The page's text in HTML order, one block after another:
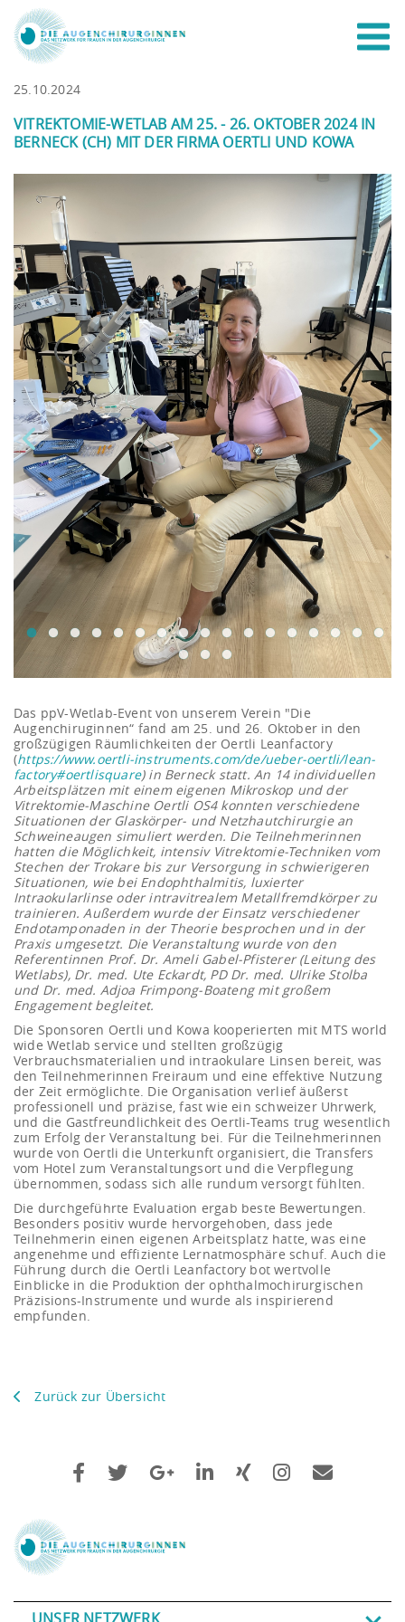
25.10.2024
VITREKTOMIE-WETLAB AM 25. - 26. OKTOBER 2024 IN
BERNECK (CH) MIT DER FIRMA OERTLI UND KOWA
Das ppV-Wetlab-Event von unserem Verein "Die
Augenchiruginnen“ fand am 25. und 26. Oktober in den
großzügigen Räumlichkeiten der Oertli Leanfactory
(https://www.oertli-instruments.com/de/ueber-oertli/lean-
factory#oertlisquare) in Berneck statt. An 14 individuellen
Arbeitsplätzen mit einem eigenen Mikroskop und der
Vitrektomie-Maschine Oertli OS4 konnten verschiedene
Situationen der Glaskörper- und Netzhautchirurgie an
Schweineaugen simuliert werden. Die Teilnehmerinnen
hatten die Möglichkeit, intensiv Vitrektomie-Techniken vom
Stechen der Trokare bis zur Versorgung in schwierigeren
Situationen, wie bei Endophthalmitis, luxierter
Intraokularlinse oder intravitrealem Metallfremdkörper zu
trainieren. Außerdem wurde der Einsatz verschiedener
Endotamponaden in der Theorie besprochen und in der
Praxis umgesetzt. Die Veranstaltung wurde von den
Referentinnen Prof. Dr. Ameli Gabel-Pfisterer (Leitung des
Wetlabs), Dr. med. Ute Eckardt, PD Dr. med. Ulrike Stolba
und Dr. med. Adjoa Frimpong-Boateng mit großem
Engagement begleitet.
Die Sponsoren Oertli und Kowa kooperierten mit MTS world
wide Wetlab service und stellten großzügig
Verbrauchsmaterialien und intraokulare Linsen bereit, was
den Teilnehmerinnen Freiraum und eine effektive Nutzung
der Zeit ermöglichte. Die Organisation verlief äußerst
professionell und präzise, fast wie ein schweizer Uhrwerk,
und die Gastfreundlichkeit des Oertli-Teams trug wesentlich
zum Erfolg der Veranstaltung bei. Für die Teilnehmerinnen
wurde von Oertli die Unterkunft organisiert, die Transfers
vom Hotel zum Veranstaltungsort und die Verpflegung
übernommen, sodass sich alle rundum versorgt fühlten.
Die durchgeführte Evaluation ergab beste Bewertungen.
Besonders positiv wurde hervorgehoben, dass jede
Teilnehmerin einen eigenen Arbeitsplatz hatte, was eine
angenehme und effiziente Lernatmosphäre schuf. Auch die
Führung durch die Oertli Leanfactory bot wertvolle
Einblicke in die Produktion der ophthalmochirurgischen
Präzisions-Instrumente und wurde als inspirierend
empfunden.
Zurück zur Übersicht